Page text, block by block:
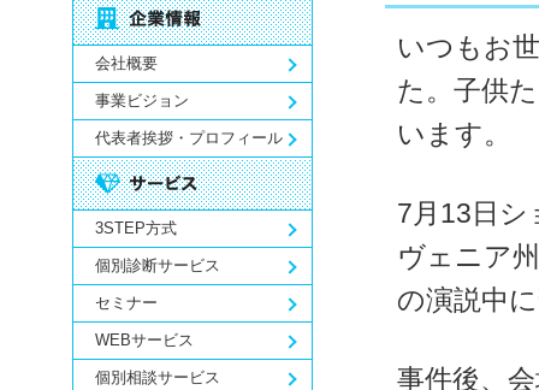
会社概要
事業ビジョン
代表者挨拶・プロフィール
3STEP方式
個別診断サービス
セミナー
WEBサービス
個別相談サービス
いつもお
た。子供
います。
7月13日シ
ヴェニア
の演説中
事件後、